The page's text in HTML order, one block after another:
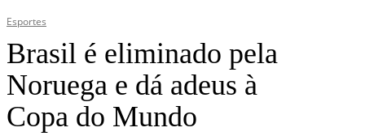
Esportes
Brasil é eliminado pela
Noruega e dá adeus à
Copa do Mundo